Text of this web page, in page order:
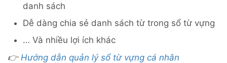
danh sách
Dễ dàng chia sẻ danh sách từ trong sổ từ vựng
… Và nhiều lợi ích khác
👉 Hướng dẫn quản lý sổ từ vựng cá nhân